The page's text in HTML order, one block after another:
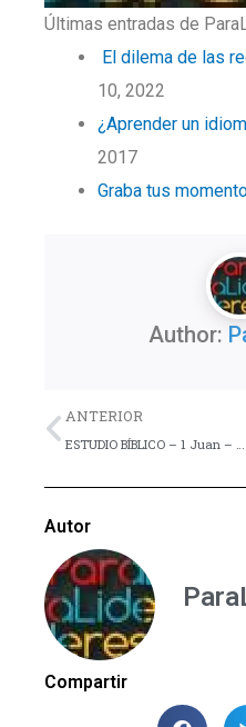
Últimas entradas de
El dilema de las
10, 2022
¿Aprender un
2017
Graba tus
Author:
Previo
ANTERIOR
ESTUDIO BÍBLICO – 1 Juan – Lección 1
Autor
Compartir